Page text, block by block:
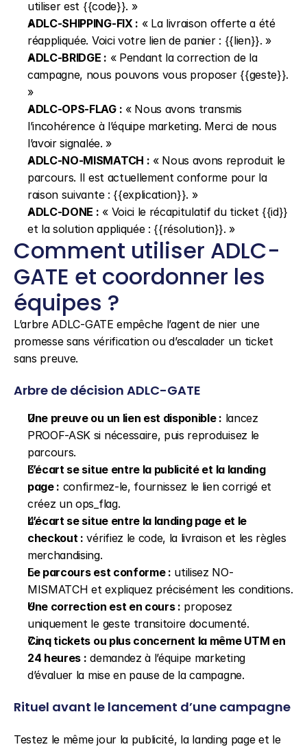
utiliser est {{code}}. »
ADLC-SHIPPING-FIX : « La livraison offerte a été
réappliquée. Voici votre lien de panier : {{lien}}. »
ADLC-BRIDGE : « Pendant la correction de la
campagne, nous pouvons vous proposer {{geste}}.
»
ADLC-OPS-FLAG : « Nous avons transmis
l’incohérence à l’équipe marketing. Merci de nous
l’avoir signalée. »
ADLC-NO-MISMATCH : « Nous avons reproduit le
parcours. Il est actuellement conforme pour la
raison suivante : {{explication}}. »
ADLC-DONE : « Voici le récapitulatif du ticket {{id}}
et la solution appliquée : {{résolution}}. »
Comment utiliser ADLC-
GATE et coordonner les
équipes ?
L’arbre ADLC-GATE empêche l’agent de nier une
promesse sans vérification ou d’escalader un ticket
sans preuve.
Arbre de décision ADLC-GATE
Une preuve ou un lien est disponible : lancez
PROOF-ASK si nécessaire, puis reproduisez le
parcours.
L’écart se situe entre la publicité et la landing
page : confirmez-le, fournissez le lien corrigé et
créez un ops_flag.
L’écart se situe entre la landing page et le
checkout : vérifiez le code, la livraison et les règles
merchandising.
Le parcours est conforme : utilisez NO-
MISMATCH et expliquez précisément les conditions.
Une correction est en cours : proposez
uniquement le geste transitoire documenté.
Cinq tickets ou plus concernent la même UTM en
24 heures : demandez à l’équipe marketing
d’évaluer la mise en pause de la campagne.
Rituel avant le lancement d’une campagne
Testez le même jour la publicité, la landing page et le